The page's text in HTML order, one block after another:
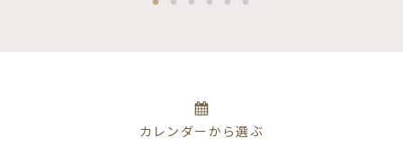
カレンダーから選ぶ